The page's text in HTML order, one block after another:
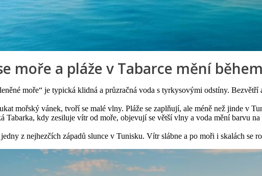
moře a pláže v Tabarce mění
moře“ je typická klidná a průzračná voda s tyrkysovými odstíny.
mořský vánek, tvoří se malé vlny. Pláže se zaplňují, ale méně než jinde v
Tabarka, kdy zesiluje vítr od moře, objevují se větší vlny a voda mění barvu
z nejhezčích západů slunce v Tunisku. Vítr slábne a po moři i skalách se